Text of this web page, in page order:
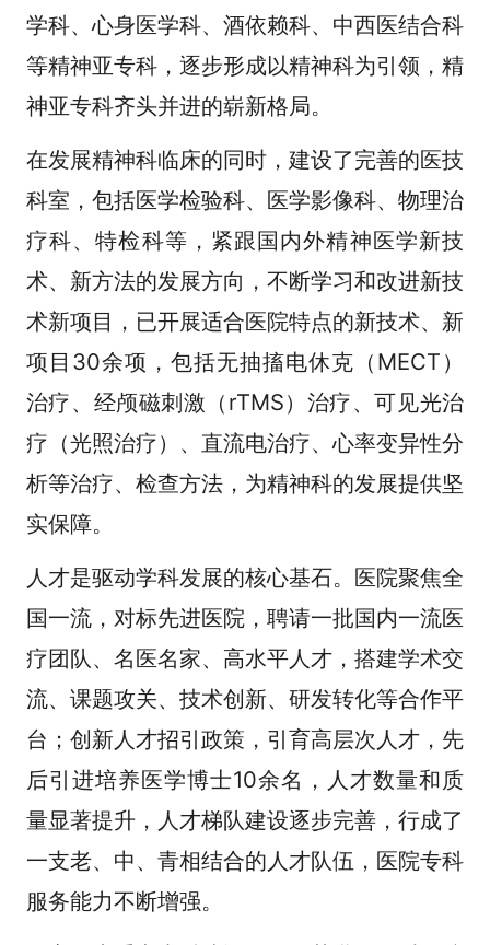
学科、心身医学科、酒依赖科、中西医结合科
等精神亚专科，逐步形成以精神科为引领，精
神亚专科齐头并进的崭新格局。
在发展精神科临床的同时，建设了完善的医技
科室，包括医学检验科、医学影像科、物理治
疗科、特检科等，紧跟国内外精神医学新技
术、新方法的发展方向，不断学习和改进新技
术新项目，已开展适合医院特点的新技术、新
项目30余项，包括无抽搐电休克（MECT）
治疗、经颅磁刺激（rTMS）治疗、可见光治
疗（光照治疗）、直流电治疗、心率变异性分
析等治疗、检查方法，为精神科的发展提供坚
实保障。
人才是驱动学科发展的核心基石。医院聚焦全
国一流，对标先进医院，聘请一批国内一流医
疗团队、名医名家、高水平人才，搭建学术交
流、课题攻关、技术创新、研发转化等合作平
台；创新人才招引政策，引育高层次人才，先
后引进培养医学博士10余名，人才数量和质
量显著提升，人才梯队建设逐步完善，行成了
一支老、中、青相结合的人才队伍，医院专科
服务能力不断增强。